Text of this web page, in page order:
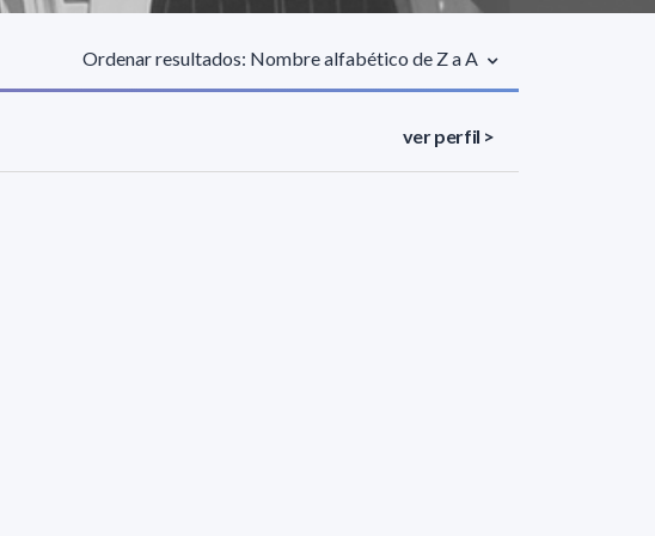
Ordenar resultados: Nombre alfabético de Z a A
ver perfil >